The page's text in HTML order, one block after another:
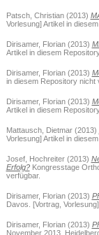
Patsch, Christian(2013)
Vorlesung] Artikel in
Dirisamer, Florian(2013)
Artikel in diesem
Dirisamer, Florian(2013)
in diesem Repository nicht
Dirisamer, Florian(2013)
Artikel in diesem
Mattausch, Dietmar(2013)
Vorlesung] Artikel in
Josef, Hochreiter(2013)
Erfolg?Kongresstage
verfügbar.
Dirisamer, Florian(2013)
Davos. [Vortrag,
Dirisamer, Florian(2013)
November 2013,